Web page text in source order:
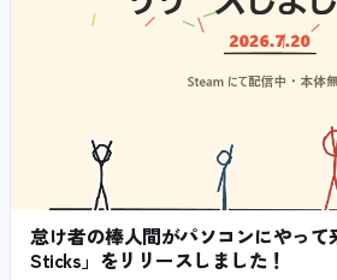
怠け者の棒人間がパソコンにやって
Sticks」をリリースしました！